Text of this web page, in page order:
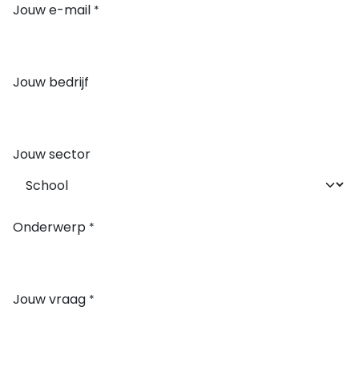
Jouw e-mail *
Jouw bedrijf
Jouw sector
Onderwerp *
Jouw vraag *